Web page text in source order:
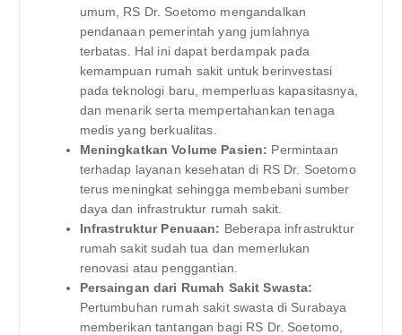
umum, RS Dr. Soetomo mengandalkan
pendanaan pemerintah yang jumlahnya
terbatas. Hal ini dapat berdampak pada
kemampuan rumah sakit untuk berinvestasi
pada teknologi baru, memperluas kapasitasnya,
dan menarik serta mempertahankan tenaga
medis yang berkualitas.
Meningkatkan Volume Pasien: Permintaan
terhadap layanan kesehatan di RS Dr. Soetomo
terus meningkat sehingga membebani sumber
daya dan infrastruktur rumah sakit.
Infrastruktur Penuaan: Beberapa infrastruktur
rumah sakit sudah tua dan memerlukan
renovasi atau penggantian.
Persaingan dari Rumah Sakit Swasta:
Pertumbuhan rumah sakit swasta di Surabaya
memberikan tantangan bagi RS Dr. Soetomo,